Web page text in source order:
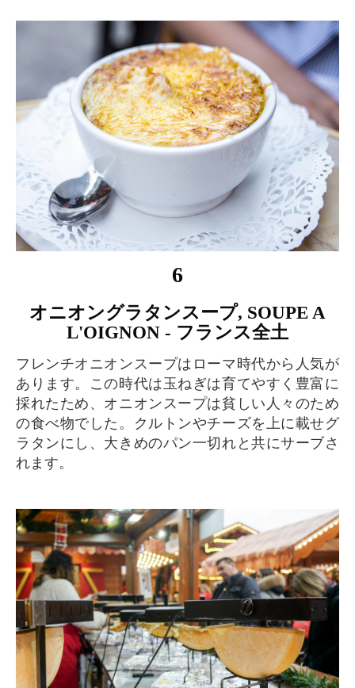
6
オニオングラタンスープ, SOUPE A
L'OIGNON - フランス全土
フレンチオニオンスープはローマ時代から人気が
あります。この時代は玉ねぎは育てやすく豊富に
採れたため、オニオンスープは貧しい人々のため
の食べ物でした。クルトンやチーズを上に載せグ
ラタンにし、大きめのパン一切れと共にサーブさ
れます。